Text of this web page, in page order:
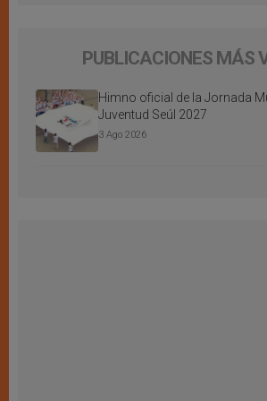
PUBLICACIONES MÁS
Himno oficial de la Jornada
Juventud Seúl 2027
3 Ago 2026